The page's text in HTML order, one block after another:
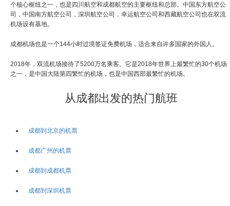
个核心枢纽之一，也是四川航空和成都航空的主要枢纽和总部。中国东方航空公
司，中国南方航空公司，深圳航空公司，幸运航空公司和西藏航空公司也在双流
机场设有基地。
成都机场也是一个144小时过境签证免费机场，适合来自许多国家的外国人。
2018年，双流机场接待了5200万名乘客。它是2018年世界上最繁忙的30个机场
之一，是中国大陆第四繁忙的机场，也是中国西部最繁忙的机场。
从成都出发的热门航班
成都到北京的机票
成都广州的机票
成都到成都机票
成都到深圳机票